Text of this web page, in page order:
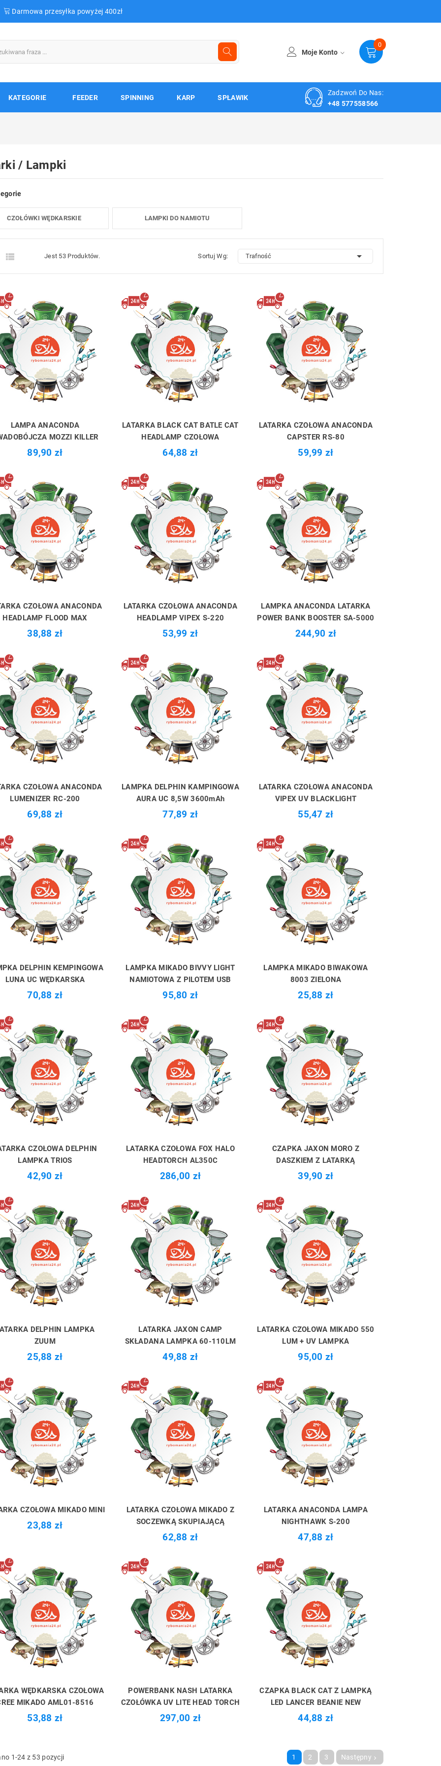
Darmowa przesyłka powyżej 400zł
0
Moje Konto
KATEGORIE FEEDER SPINNING KARP SPŁAWIK
Zadzwoń Do Nas:
+48 577558566
/ Lampki
CZOŁÓWKI WĘDKARSKIE LAMPKI DO NAMIOTU
 Jest 53 Produktów. Sortuj Wg: Trafność 
LAMPA ANACONDA
MOZZI KILLER
89,90 zł
LATARKA BLACK CAT BATLE CAT
HEADLAMP CZOŁOWA
64,88 zł
LATARKA CZOŁOWA ANACONDA
CAPSTER RS-80
59,99 zł
CZOŁOWA ANACONDA
HEADLAMP FLOOD MAX
38,88 zł
LATARKA CZOŁOWA ANACONDA
HEADLAMP VIPEX S-220
53,99 zł
LAMPKA ANACONDA LATARKA
POWER BANK BOOSTER SA-5000
244,90 zł
CZOŁOWA ANACONDA
LUMENIZER RC-200
69,88 zł
LAMPKA DELPHIN KAMPINGOWA
AURA UC 8,5W 3600mAh
77,89 zł
LATARKA CZOŁOWA ANACONDA
VIPEX UV BLACKLIGHT
55,47 zł
DELPHIN KEMPINGOWA
LUNA UC WĘDKARSKA
70,88 zł
LAMPKA MIKADO BIVVY LIGHT
NAMIOTOWA Z PILOTEM USB
95,80 zł
LAMPKA MIKADO BIWAKOWA
8003 ZIELONA
25,88 zł
CZOŁOWA DELPHIN
LAMPKA TRIOS
42,90 zł
LATARKA CZOŁOWA FOX HALO
HEADTORCH AL350C
286,00 zł
CZAPKA JAXON MORO Z
DASZKIEM Z LATARKĄ
39,90 zł
DELPHIN LAMPKA
ZUUM
25,88 zł
LATARKA JAXON CAMP
SKŁADANA LAMPKA 60-110LM
49,88 zł
LATARKA CZOŁOWA MIKADO 550
LUM + UV LAMPKA
95,00 zł
CZOŁOWA MIKADO MINI
23,88 zł
LATARKA CZOŁOWA MIKADO Z
SOCZEWKĄ SKUPIAJĄCĄ
62,88 zł
LATARKA ANACONDA LAMPA
NIGHTHAWK S-200
47,88 zł
WĘDKARSKA CZOŁOWA
MIKADO AML01-8516
53,88 zł
POWERBANK NASH LATARKA
CZOŁÓWKA UV LITE HEAD TORCH
297,00 zł
CZAPKA BLACK CAT Z LAMPKĄ
LED LANCER BEANIE NEW
44,88 zł
1-24 z 53 pozycji 1 2 3 Następny 